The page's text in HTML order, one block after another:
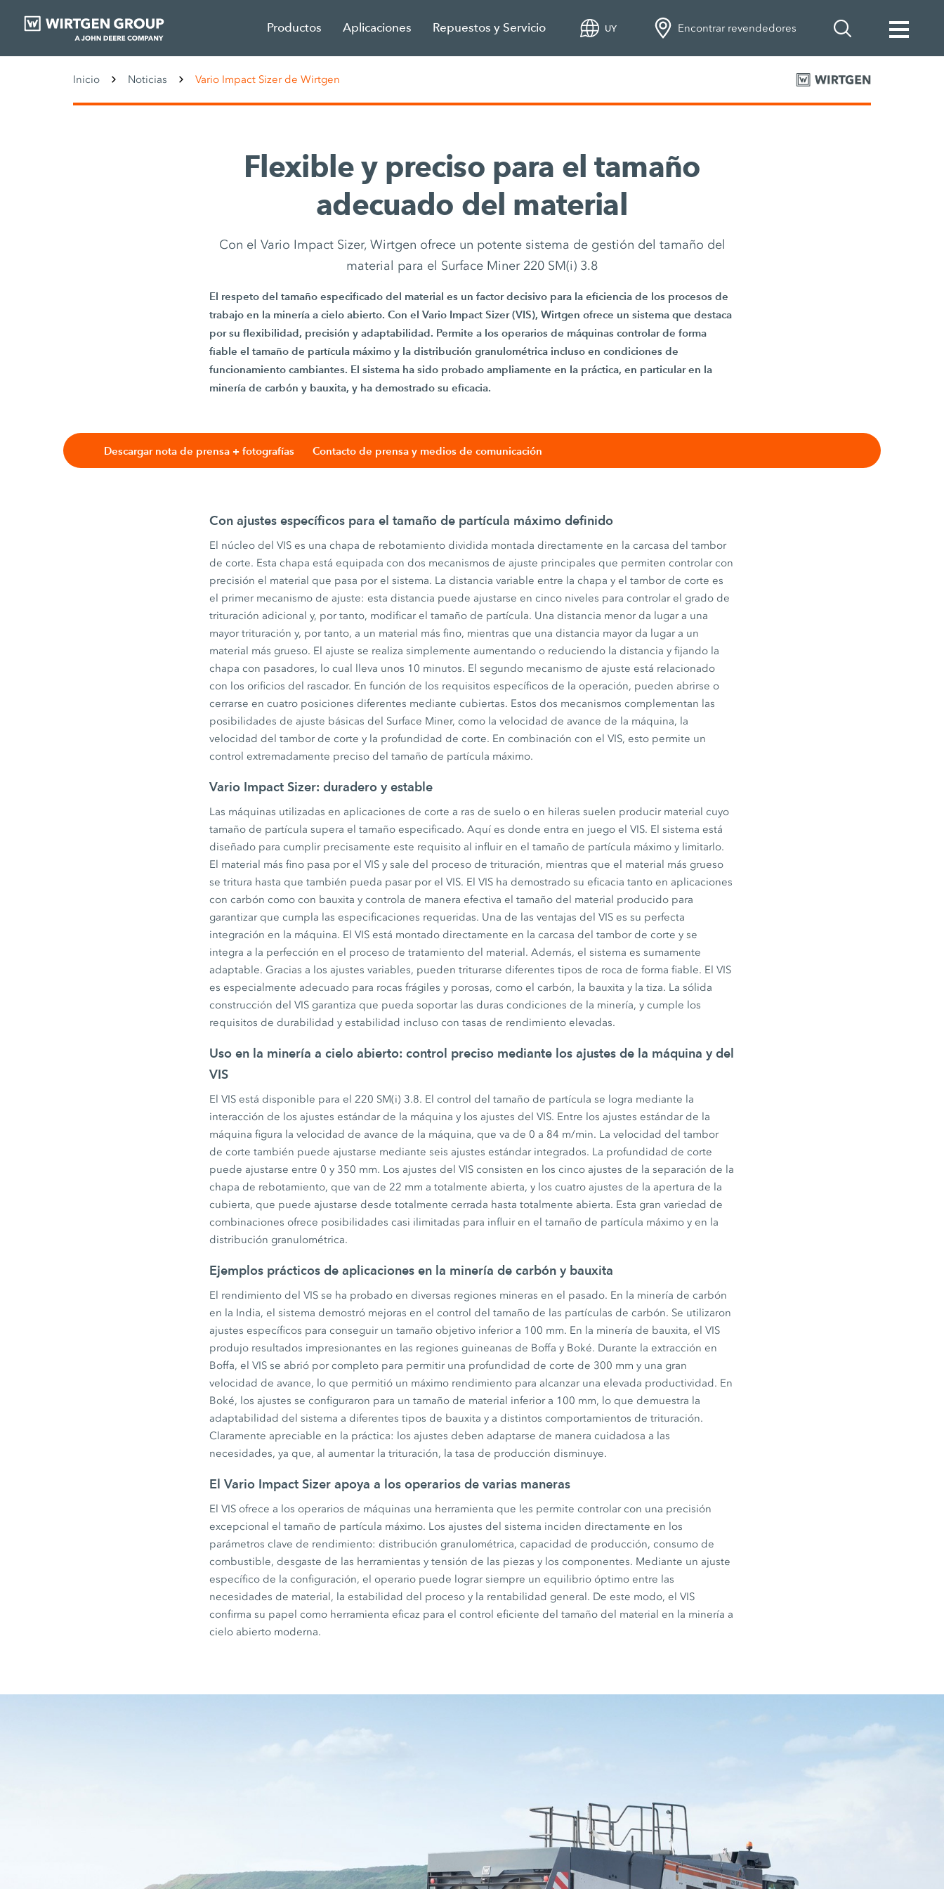
Productos Aplicaciones Repuestos y Servicio UY Encontrar revendedores
Inicio Noticias Vario Impact Sizer de Wirtgen
Flexible y preciso para el tamaño
adecuado del material
Con el Vario Impact Sizer, Wirtgen ofrece un potente sistema de gestión del tamaño del
material para el Surface Miner 220 SM(i) 3.8
El respeto del tamaño especificado del material es un factor decisivo para la eficiencia de los procesos de
trabajo en la minería a cielo abierto. Con el Vario Impact Sizer (VIS), Wirtgen ofrece un sistema que destaca
por su flexibilidad, precisión y adaptabilidad. Permite a los operarios de máquinas controlar de forma
fiable el tamaño de partícula máximo y la distribución granulométrica incluso en condiciones de
funcionamiento cambiantes. El sistema ha sido probado ampliamente en la práctica, en particular en la
minería de carbón y bauxita, y ha demostrado su eficacia.
Descargar nota de prensa + fotografías Contacto de prensa y medios de comunicación
Con ajustes específicos para el tamaño de partícula máximo definido
El núcleo del VIS es una chapa de rebotamiento dividida montada directamente en la carcasa del tambor
de corte. Esta chapa está equipada con dos mecanismos de ajuste principales que permiten controlar con
precisión el material que pasa por el sistema. La distancia variable entre la chapa y el tambor de corte es
el primer mecanismo de ajuste: esta distancia puede ajustarse en cinco niveles para controlar el grado de
trituración adicional y, por tanto, modificar el tamaño de partícula. Una distancia menor da lugar a una
mayor trituración y, por tanto, a un material más fino, mientras que una distancia mayor da lugar a un
material más grueso. El ajuste se realiza simplemente aumentando o reduciendo la distancia y fijando la
chapa con pasadores, lo cual lleva unos 10 minutos. El segundo mecanismo de ajuste está relacionado
con los orificios del rascador. En función de los requisitos específicos de la operación, pueden abrirse o
cerrarse en cuatro posiciones diferentes mediante cubiertas. Estos dos mecanismos complementan las
posibilidades de ajuste básicas del Surface Miner, como la velocidad de avance de la máquina, la
velocidad del tambor de corte y la profundidad de corte. En combinación con el VIS, esto permite un
control extremadamente preciso del tamaño de partícula máximo.
Vario Impact Sizer: duradero y estable
Las máquinas utilizadas en aplicaciones de corte a ras de suelo o en hileras suelen producir material cuyo
tamaño de partícula supera el tamaño especificado. Aquí es donde entra en juego el VIS. El sistema está
diseñado para cumplir precisamente este requisito al influir en el tamaño de partícula máximo y limitarlo.
El material más fino pasa por el VIS y sale del proceso de trituración, mientras que el material más grueso
se tritura hasta que también pueda pasar por el VIS. El VIS ha demostrado su eficacia tanto en aplicaciones
con carbón como con bauxita y controla de manera efectiva el tamaño del material producido para
garantizar que cumpla las especificaciones requeridas. Una de las ventajas del VIS es su perfecta
integración en la máquina. El VIS está montado directamente en la carcasa del tambor de corte y se
integra a la perfección en el proceso de tratamiento del material. Además, el sistema es sumamente
adaptable. Gracias a los ajustes variables, pueden triturarse diferentes tipos de roca de forma fiable. El VIS
es especialmente adecuado para rocas frágiles y porosas, como el carbón, la bauxita y la tiza. La sólida
construcción del VIS garantiza que pueda soportar las duras condiciones de la minería, y cumple los
requisitos de durabilidad y estabilidad incluso con tasas de rendimiento elevadas.
Uso en la minería a cielo abierto: control preciso mediante los ajustes de la máquina y del
VIS
El VIS está disponible para el 220 SM(i) 3.8. El control del tamaño de partícula se logra mediante la
interacción de los ajustes estándar de la máquina y los ajustes del VIS. Entre los ajustes estándar de la
máquina figura la velocidad de avance de la máquina, que va de 0 a 84 m/min. La velocidad del tambor
de corte también puede ajustarse mediante seis ajustes estándar integrados. La profundidad de corte
puede ajustarse entre 0 y 350 mm. Los ajustes del VIS consisten en los cinco ajustes de la separación de la
chapa de rebotamiento, que van de 22 mm a totalmente abierta, y los cuatro ajustes de la apertura de la
cubierta, que puede ajustarse desde totalmente cerrada hasta totalmente abierta. Esta gran variedad de
combinaciones ofrece posibilidades casi ilimitadas para influir en el tamaño de partícula máximo y en la
distribución granulométrica.
Ejemplos prácticos de aplicaciones en la minería de carbón y bauxita
El rendimiento del VIS se ha probado en diversas regiones mineras en el pasado. En la minería de carbón
en la India, el sistema demostró mejoras en el control del tamaño de las partículas de carbón. Se utilizaron
ajustes específicos para conseguir un tamaño objetivo inferior a 100 mm. En la minería de bauxita, el VIS
produjo resultados impresionantes en las regiones guineanas de Boffa y Boké. Durante la extracción en
Boffa, el VIS se abrió por completo para permitir una profundidad de corte de 300 mm y una gran
velocidad de avance, lo que permitió un máximo rendimiento para alcanzar una elevada productividad. En
Boké, los ajustes se configuraron para un tamaño de material inferior a 100 mm, lo que demuestra la
adaptabilidad del sistema a diferentes tipos de bauxita y a distintos comportamientos de trituración.
Claramente apreciable en la práctica: los ajustes deben adaptarse de manera cuidadosa a las
necesidades, ya que, al aumentar la trituración, la tasa de producción disminuye.
El Vario Impact Sizer apoya a los operarios de varias maneras
El VIS ofrece a los operarios de máquinas una herramienta que les permite controlar con una precisión
excepcional el tamaño de partícula máximo. Los ajustes del sistema inciden directamente en los
parámetros clave de rendimiento: distribución granulométrica, capacidad de producción, consumo de
combustible, desgaste de las herramientas y tensión de las piezas y los componentes. Mediante un ajuste
específico de la configuración, el operario puede lograr siempre un equilibrio óptimo entre las
necesidades de material, la estabilidad del proceso y la rentabilidad general. De este modo, el VIS
confirma su papel como herramienta eficaz para el control eficiente del tamaño del material en la minería a
cielo abierto moderna.